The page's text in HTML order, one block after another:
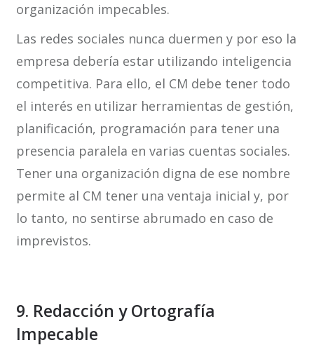
organización impecables.
Las redes sociales nunca duermen y por eso la
empresa debería estar utilizando inteligencia
competitiva. Para ello, el CM debe tener todo
el interés en utilizar herramientas de gestión,
planificación, programación para tener una
presencia paralela en varias cuentas sociales.
Tener una organización digna de ese nombre
permite al CM tener una ventaja inicial y, por
lo tanto, no sentirse abrumado en caso de
imprevistos.
9. Redacción y Ortografía
Impecable